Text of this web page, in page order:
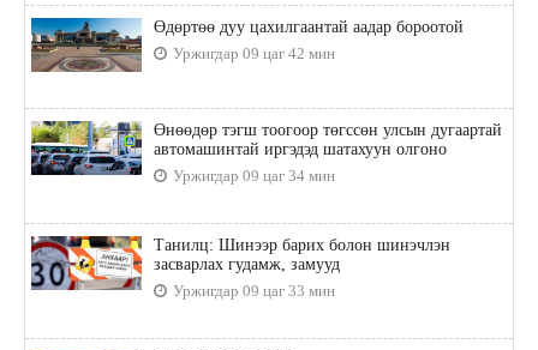
Өдөртөө дуу цахилгаантай аадар бороотой
Уржигдар 09 цаг 42 мин
Өнөөдөр тэгш тоогоор төгссөн улсын дугаартай
автомашинтай иргэдэд шатахуун олгоно
Уржигдар 09 цаг 34 мин
Танилц: Шинээр барих болон шинэчлэн
засварлах гудамж, замууд
Уржигдар 09 цаг 33 мин